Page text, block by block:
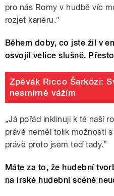
pro nás Romy v hudbě víc
rozjet kariéru.”
Během doby, co jste žil v
osvojil velice slušně.
Zpěvák Ricco Šarközi:
nesmírně vážím
„Já pořád inklinuji k té naší
právě neměl tolik možností
právě proto jsem teď tady.”
Máte za to, že hudební
na irské hudební scéně